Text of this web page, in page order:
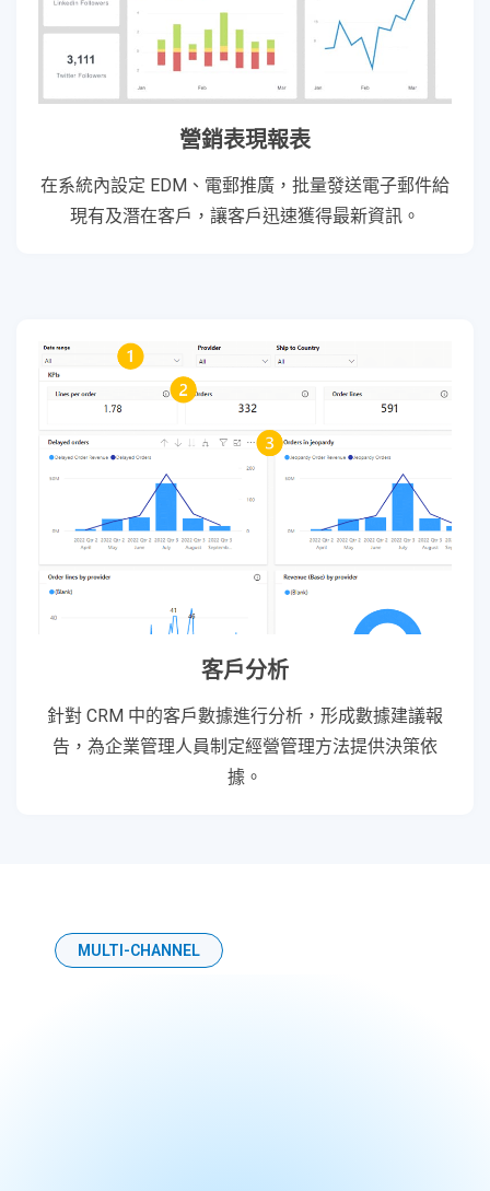
營銷表現報表
在系統內設定 EDM、電郵推廣，批量發送電子郵件給
現有及潛在客戶，讓客戶迅速獲得最新資訊。
客戶分析
針對 CRM 中的客戶數據進行分析，形成數據建議報
告，為企業管理人員制定經營管理方法提供決策依
據。
MULTI-CHANNEL